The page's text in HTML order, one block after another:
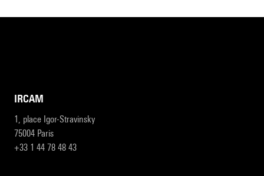
IRCAM
1, place Igor-Stravinsky
75004 Paris
+33 1 44 78 48 43